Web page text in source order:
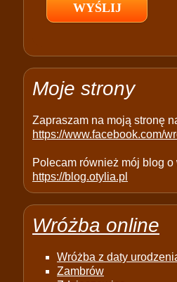
e
p
y
Moje strony
Zapraszam na moją stronę
https://www.facebook.com/
Polecam również mój blog
https://blog.otylia.pl
Wróżba online
Wróżba z daty
Zambrów